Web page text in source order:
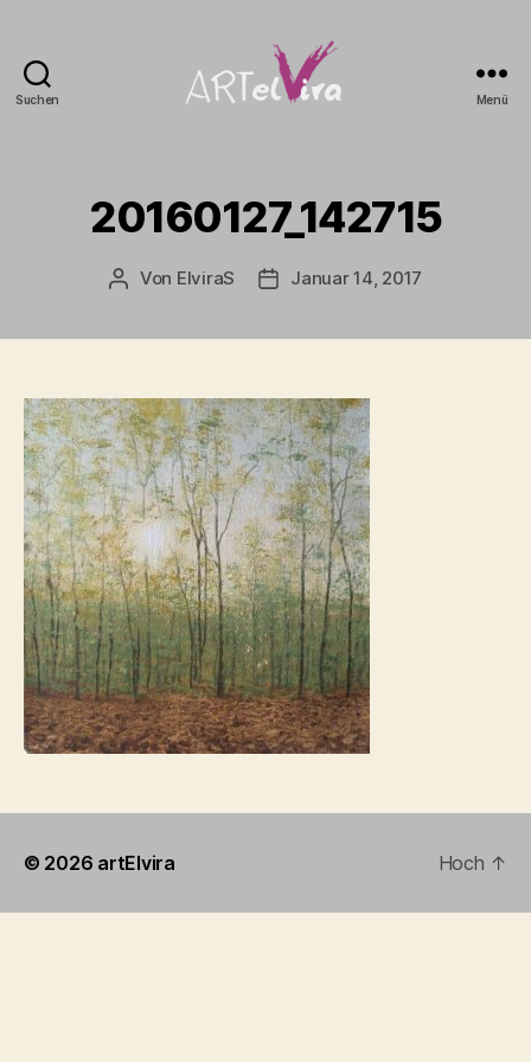
Suchen Menü
20160127_142715
Beitragsautor
Von ElviraS Beitragsdatum
Januar 14, 2017
© 2026 artElvira Hoch ↑